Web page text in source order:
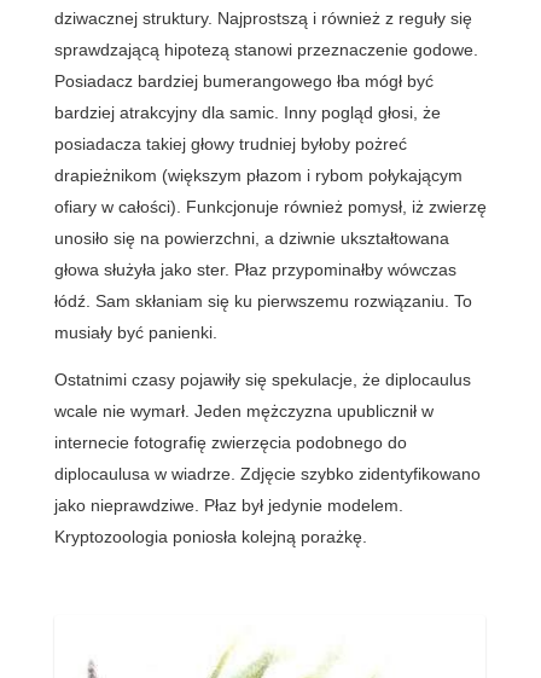
dziwacznej struktury. Najprostszą i również z reguły się
sprawdzającą hipotezą stanowi przeznaczenie godowe.
Posiadacz bardziej bumerangowego łba mógł być
bardziej atrakcyjny dla samic. Inny pogląd głosi, że
posiadacza takiej głowy trudniej byłoby pożreć
drapieżnikom (większym płazom i rybom połykającym
ofiary w całości). Funkcjonuje również pomysł, iż zwierzę
unosiło się na powierzchni, a dziwnie ukształtowana
głowa służyła jako ster. Płaz przypominałby wówczas
łódź. Sam skłaniam się ku pierwszemu rozwiązaniu. To
musiały być panienki.
Ostatnimi czasy pojawiły się spekulacje, że diplocaulus
wcale nie wymarł. Jeden mężczyzna upublicznił w
internecie fotografię zwierzęcia podobnego do
diplocaulusa w wiadrze. Zdjęcie szybko zidentyfikowano
jako nieprawdziwe. Płaz był jedynie modelem.
Kryptozoologia poniosła kolejną porażkę.